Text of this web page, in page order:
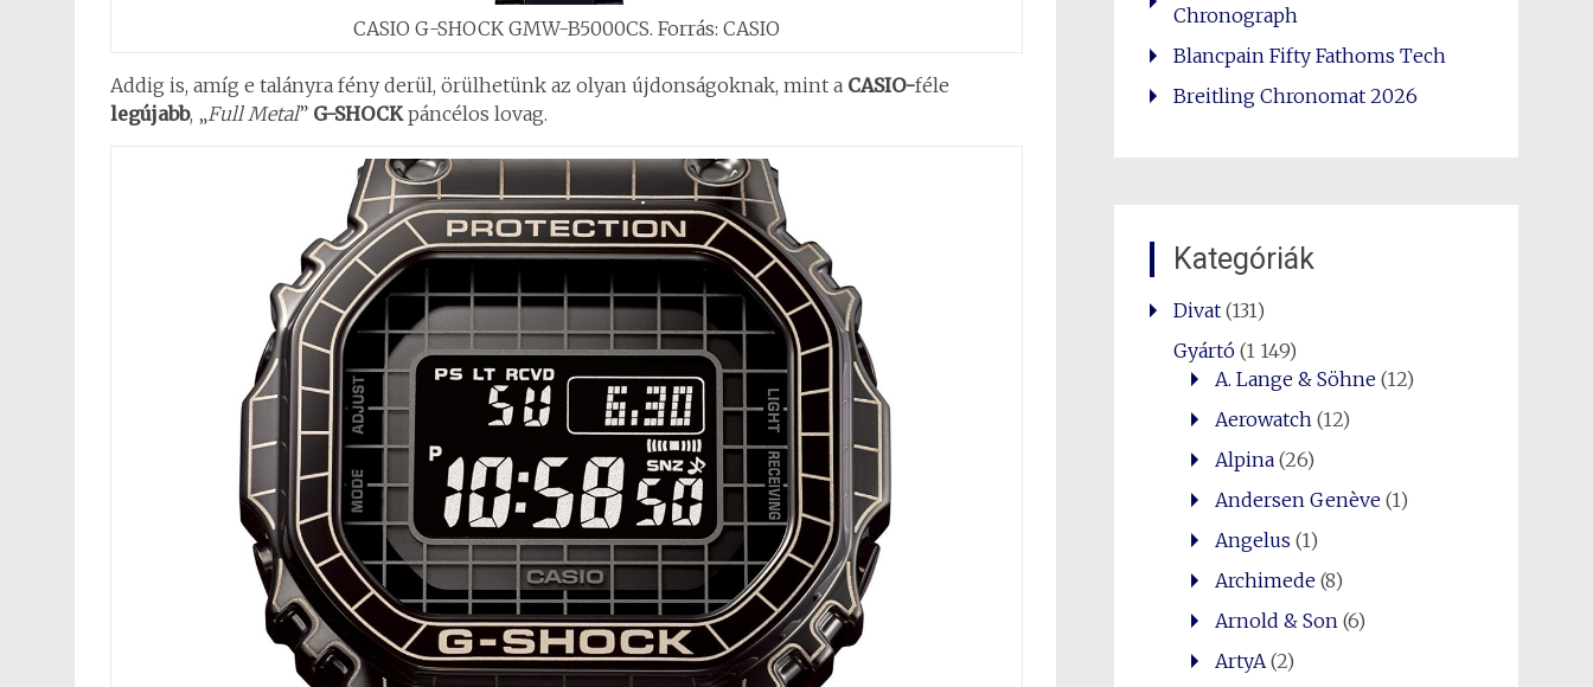
CASIO G-SHOCK GMW-B5000CS. Forrás: CASIO
Addig is, amíg e talányra fény derül, örülhetünk az olyan újdonságoknak, mint a CASIO-féle
legújabb, „Full Metal” G-SHOCKpáncélos lovag.
Chronograph
Blancpain Fifty Fathoms Tech
Breitling Chronomat 2026
Kategóriák
Divat(131)
Gyártó(1 149)
A. Lange & Söhne(12)
Aerowatch (12)
Alpina(26)
Andersen Genève(1)
Angelus (1)
Archimede(8)
Arnold & Son (6)
ArtyA (2)